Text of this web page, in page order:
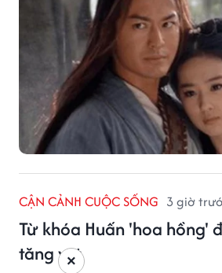
CẬN CẢNH CUỘC SỐNG 3 giờ
Từ khóa Huấn 'hoa hồng'
tăng vọt
×